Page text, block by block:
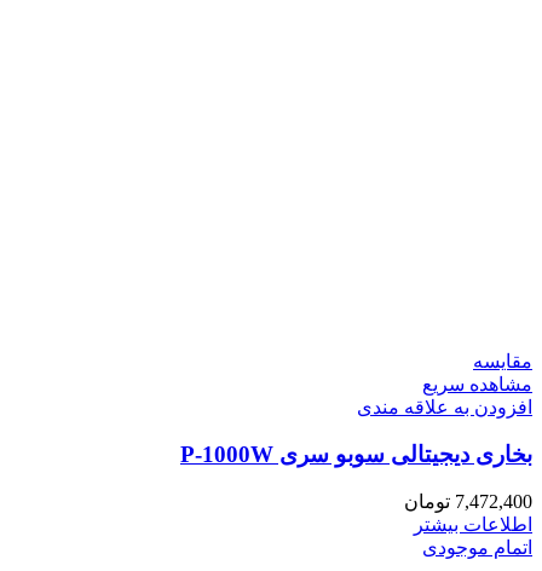
مقایسه
مشاهده سریع
افزودن به علاقه مندی
بخاری دیجیتالی سوبو سری P-1000W
7,472,400 تومان
اطلاعات بیشتر
اتمام موجودی